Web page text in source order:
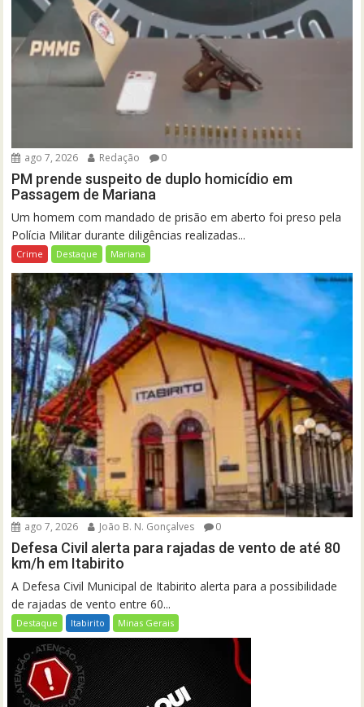
ago 7, 2026 Redação 0
PM prende suspeito de duplo homicídio em
Passagem de Mariana
Um homem com mandado de prisão em aberto foi preso pela
Polícia Militar durante diligências realizadas...
Crime Destaque Mariana
ago 7, 2026 João B. N. Gonçalves 0
Defesa Civil alerta para rajadas de vento de até 80
km/h em Itabirito
A Defesa Civil Municipal de Itabirito alerta para a possibilidade
de rajadas de vento entre 60...
Destaque Itabirito Minas Gerais